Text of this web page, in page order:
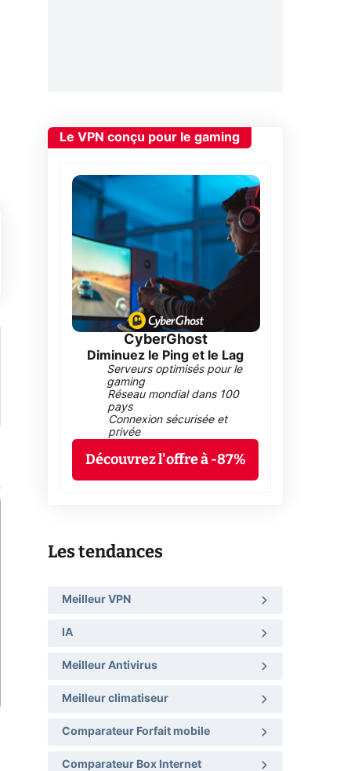
Le VPN conçu pour le gaming
CyberGhost
Diminuez le Ping et le Lag
Serveurs optimisés pour le
gaming
Réseau mondial dans 100
pays
Connexion sécurisée et
privée
Découvrez l'offre à -87%
Les tendances
Meilleur VPN
IA
Meilleur Antivirus
Meilleur climatiseur
Comparateur Forfait mobile
Comparateur Box Internet